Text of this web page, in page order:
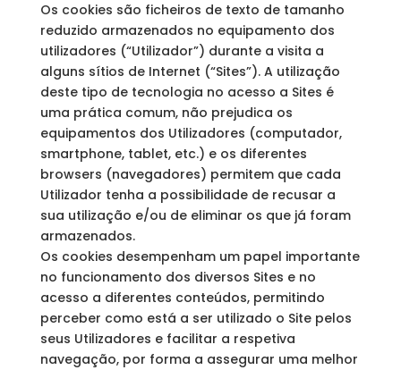
Os cookies são ficheiros de texto de tamanho
reduzido armazenados no equipamento dos
utilizadores (“Utilizador”) durante a visita a
alguns sítios de Internet (“Sites”). A utilização
deste tipo de tecnologia no acesso a Sites é
uma prática comum, não prejudica os
equipamentos dos Utilizadores (computador,
smartphone, tablet, etc.) e os diferentes
browsers (navegadores) permitem que cada
Utilizador tenha a possibilidade de recusar a
sua utilização e/ou de eliminar os que já foram
armazenados.
Os cookies desempenham um papel importante
no funcionamento dos diversos Sites e no
acesso a diferentes conteúdos, permitindo
perceber como está a ser utilizado o Site pelos
seus Utilizadores e facilitar a respetiva
navegação, por forma a assegurar uma melhor